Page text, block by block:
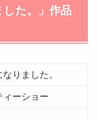
した。」作品
りました。
ィーショー